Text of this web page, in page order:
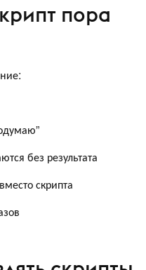
пора
без результата
скрипта